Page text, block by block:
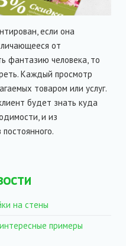
если она
от
фантазию человека, то
Каждый просмотр
товаром или услуг.
будет знать куда
и из
на стены
примеры